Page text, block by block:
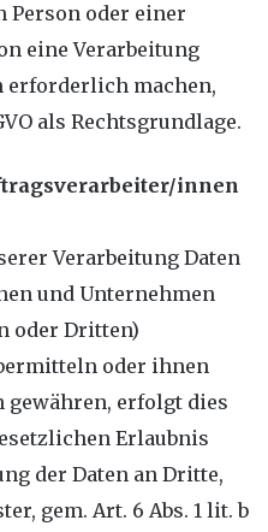
Person oder einer
eine Verarbeitung
erforderlich machen,
als Rechtsgrundlage.
innen
Verarbeitung Daten
und Unternehmen
oder Dritten)
oder ihnen
gewähren, erfolgt dies
Erlaubnis
der Daten an Dritte,
gem. Art. 6 Abs. 1 lit. b